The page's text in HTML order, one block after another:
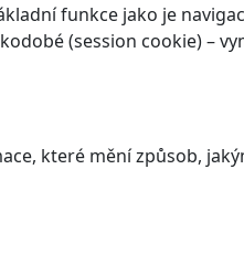
funkce jako je
(session cookie) –
které mění způsob,